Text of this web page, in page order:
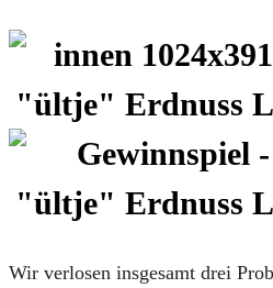
Wir verlosen insgesamt drei